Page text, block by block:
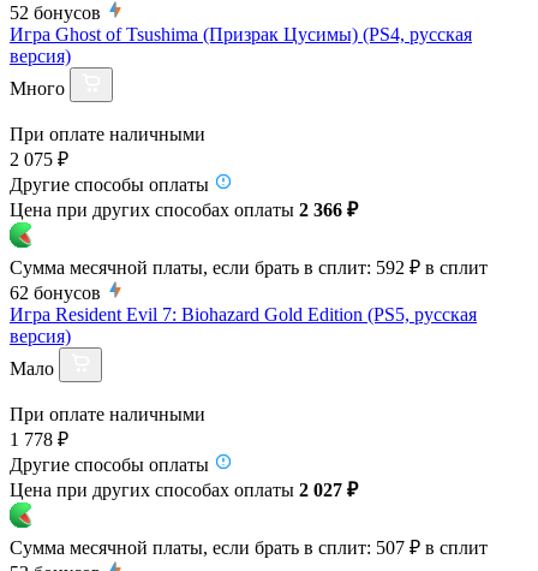
52 бонусов
Игра Ghost of Tsushima (Призрак Цусимы) (PS4, русская
версия)
Много
При оплате наличными
2 075 ₽
Другие способы оплаты
Цена при других способах оплаты 2 366 ₽
Сумма месячной платы, если брать в сплит: 592 ₽ в сплит
62 бонусов
Игра Resident Evil 7: Biohazard Gold Edition (PS5, русская
версия)
Мало
При оплате наличными
1 778 ₽
Другие способы оплаты
Цена при других способах оплаты 2 027 ₽
Сумма месячной платы, если брать в сплит: 507 ₽ в сплит